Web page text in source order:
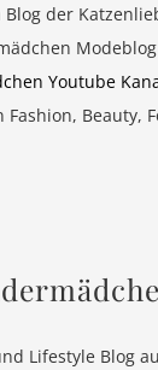
der
Youtube
Beauty,
Lifestyle Blog